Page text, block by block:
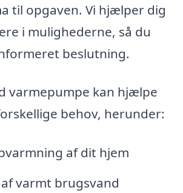
til opgaven. Vi hjælper dig
i mulighederne, så du
beslutning.
varmepumpe kan hjælpe
behov, herunder:
af dit hjem
varmt brugsvand